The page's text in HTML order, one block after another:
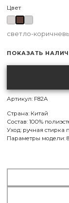
Цвет
светло-
ПОКАЗАТЬ
СПБ:нет в
МСК:нет в
СПБ:нет в
МСК:есть в
Артикул: F82A
Страна: Китай
Состав: 100%
Уход: ручная стирка
Параметры модели: